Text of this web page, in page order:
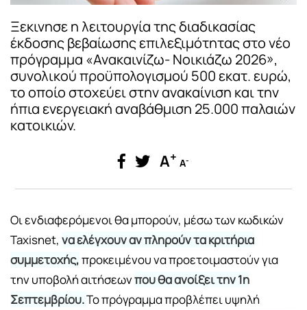
Ξεκινησε η λειτουργία της διαδικασίας
έκδοσης βεβαίωσης επιλεξιμότητας στο νέο
πρόγραμμα «Ανακαινίζω- Νοικιάζω 2026»,
συνολικού προϋπολογισμού 500 εκατ. ευρώ,
το οποίο στοχεύει στην ανακαίνιση και την
ήπια ενεργειακή αναβάθμιση 25.000 παλαιών
κατοικιών.
A+ A-
Οι ενδιαφερόμενοι θα μπορούν, μέσω των κωδικών
Taxisnet, να ελέγχουν αν πληρούν τα κριτήρια
συμμετοχής,προκειμένου να προετοιμαστούν για
την υποβολή αιτήσεωνπου θα ανοίξει την 1η
Σεπτεμβρίου.Το πρόγραμμα προβλέπει υψηλή